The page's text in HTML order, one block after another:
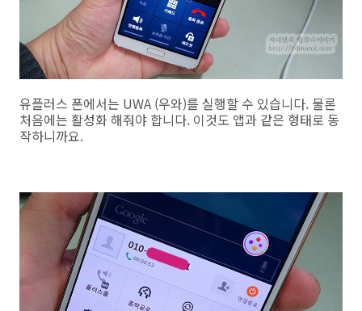
유플러스 폰에서는 UWA (우와)를 실행할 수 있습니다. 물론
처음에는 활성화 해줘야 합니다. 이것도 앱과 같은 형태로 동
작하니까요.